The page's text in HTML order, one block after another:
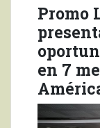
Promo
en 7